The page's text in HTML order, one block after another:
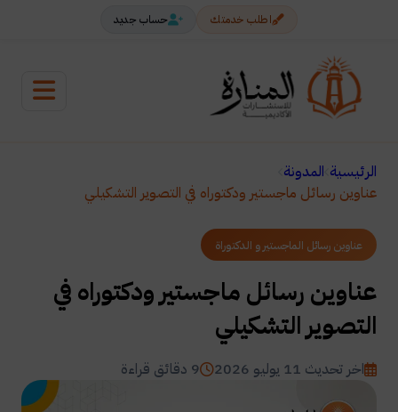
اطلب خدمتك حساب جديد
الرئيسية المدونة
عناوين رسائل ماجستير ودكتوراه في التصوير التشكيلي
عناوين رسائل الماجستير و الدكتوراة
عناوين رسائل ماجستير ودكتوراه في
التصوير التشكيلي
اخر تحديث 11 يوليو 2026 9 دقائق قراءة